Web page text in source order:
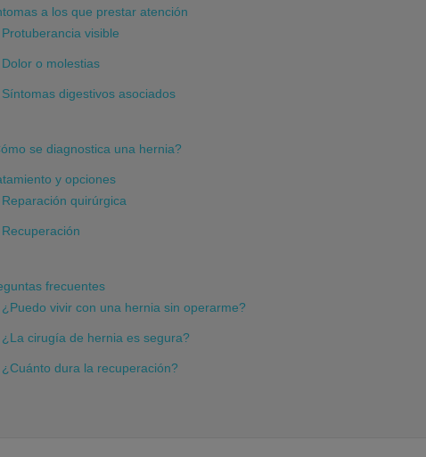
a los que prestar atención
Protuberancia visible
Dolor o molestias
Síntomas digestivos asociados
se diagnostica una hernia?
y opciones
Reparación quirúrgica
Recuperación
frecuentes
¿Puedo vivir con una hernia sin operarme?
¿La cirugía de hernia es segura?
¿Cuánto dura la recuperación?